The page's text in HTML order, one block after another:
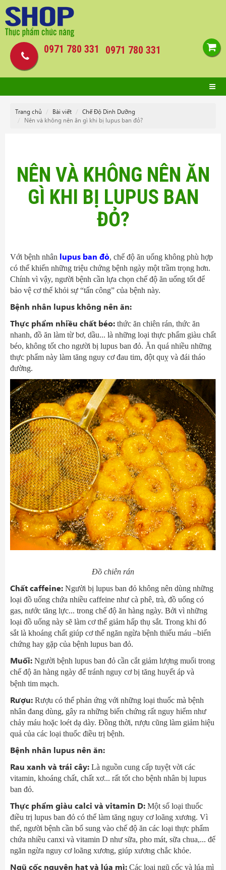
0971 780 331
0971 780 331
Trang chủ Bài viết
Chế Độ Dinh Dưỡng
Nên và không nên ăn gì khi bị lupus ban đỏ?
NÊN VÀ KHÔNG NÊN ĂN
GÌ KHI BỊ LUPUS BAN
ĐỎ?
Với bệnh nhân lupus ban đỏ, chế độ ăn uống không phù hợp
có thể khiến những triệu chứng bệnh ngày một trầm trọng hơn.
Chính vì vậy, người bệnh cần lựa chọn chế độ ăn uống tốt để
bảo vệ cơ thể khỏi sự “tấn công” của bệnh này.
Bệnh nhân lupus không nên ăn:
Thực phẩm nhiều chất béo: thức ăn chiên rán, thức ăn
nhanh, đồ ăn làm từ bơ, dầu... là những loại thực phẩm giàu chất
béo, không tốt cho người bị lupus ban đỏ. Ăn quá nhiều những
thực phẩm này làm tăng nguy cơ đau tim, đột quỵ và đái tháo
đường.
Đồ chiên rán
Chất caffeine: Người bị lupus ban đỏ không nên dùng những
loại đồ uống chứa nhiều caffeine như cà phê, trà, đồ uống có
gas, nước tăng lực... trong chế độ ăn hàng ngày. Bởi vì những
loại đồ uống này sẽ làm cơ thể giảm hấp thụ sắt. Trong khi đó
sắt là khoáng chất giúp cơ thể ngăn ngừa bệnh thiếu máu –biến
chứng hay gặp của bệnh lupus ban đỏ.
Muối: Người bệnh lupus ban đỏ cần cắt giảm lượng muối trong
chế độ ăn hàng ngày để tránh nguy cơ bị tăng huyết áp và
bệnh tim mạch.
Rượu: Rượu có thể phản ứng với những loại thuốc mà bệnh
nhân đang dùng, gây ra những biến chứng rất nguy hiểm như
chảy máu hoặc loét dạ dày. Đồng thời, rượu cũng làm giảm hiệu
quả của các loại thuốc điều trị bệnh.
Bệnh nhân lupus nên ăn:
Rau xanh và trái cây: Là nguồn cung cấp tuyệt vời các
vitamin, khoáng chất, chất xơ... rất tốt cho bệnh nhân bị lupus
ban đỏ.
Thực phẩm giàu calci và vitamin D: Một số loại thuốc
điều trị lupus ban đỏ có thể làm tăng nguy cơ loãng xương. Vì
thế, người bệnh cần bổ sung vào chế độ ăn các loại thực phẩm
chứa nhiều canxi và vitamin D như sữa, pho mát, sữa chua,... để
ngăn ngừa nguy cơ loãng xương, giúp xương chắc khỏe.
Ngũ cốc nguyên hạt và lúa mì: Các loại ngũ cốc và lúa mì